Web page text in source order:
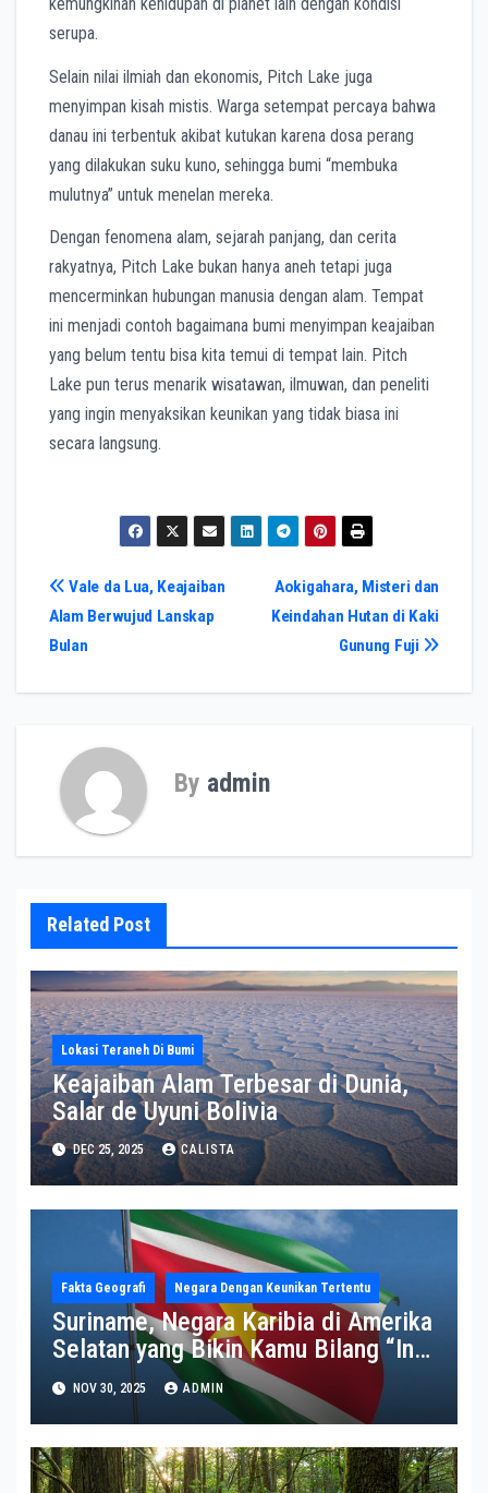
serupa.
Selain nilai ilmiah dan ekonomis, Pitch Lake juga
menyimpan kisah mistis. Warga setempat percaya bahwa
danau ini terbentuk akibat kutukan karena dosa perang
yang dilakukan suku kuno, sehingga bumi “membuka
mulutnya” untuk menelan mereka.
Dengan fenomena alam, sejarah panjang, dan cerita
rakyatnya, Pitch Lake bukan hanya aneh tetapi juga
mencerminkan hubungan manusia dengan alam. Tempat
ini menjadi contoh bagaimana bumi menyimpan keajaiban
yang belum tentu bisa kita temui di tempat lain. Pitch
Lake pun terus menarik wisatawan, ilmuwan, dan peneliti
yang ingin menyaksikan keunikan yang tidak biasa ini
secara langsung.
Post
navigation
Aokigahara, Misteri dan
Keindahan Hutan di Kaki
Gunung Fuji
Vale da Lua, Keajaiban
Alam Berwujud Lanskap
Bulan
By admin
Related Post
Lokasi Teraneh Di Bumi
Keajaiban Alam Terbesar di Dunia,
Salar de Uyuni Bolivia
DEC 25, 2025 CALISTA
Fakta Geografi Negara Dengan Keunikan Tertentu
Suriname, Negara Karibia di Amerika
Selatan yang Bikin Kamu Bilang “Ini
Beneran Ada di Bumi?”
NOV 30, 2025 ADMIN